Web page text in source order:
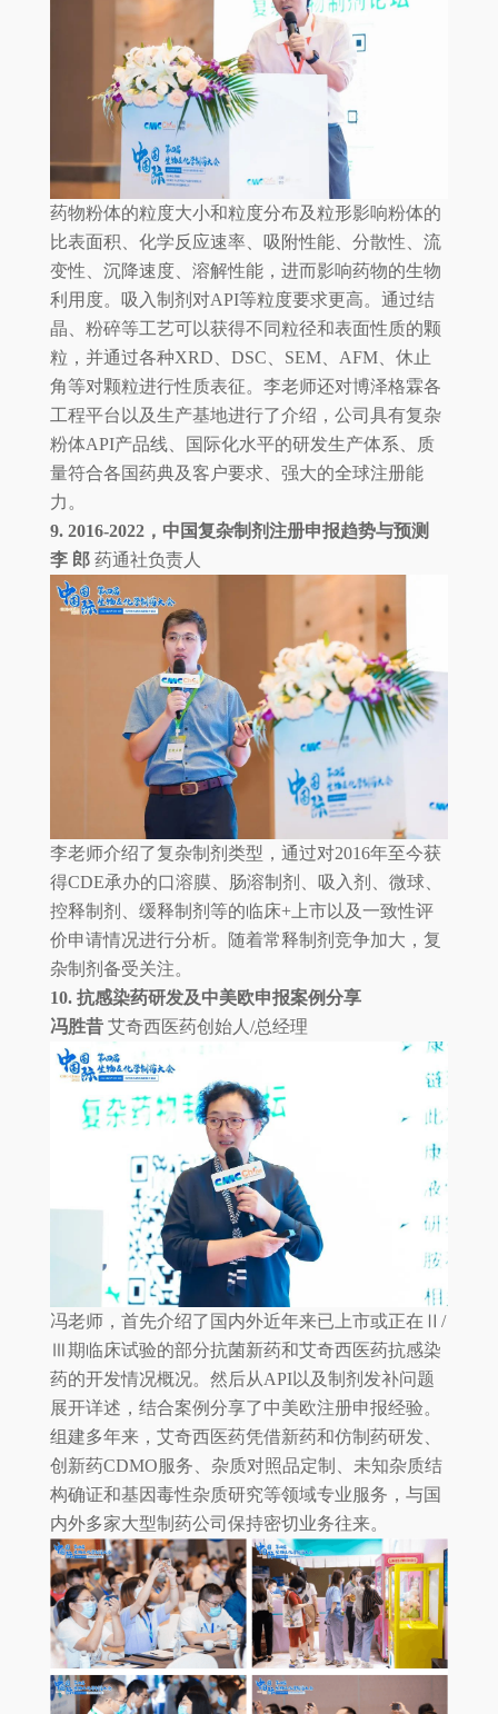
药物粉体的粒度大小和粒度分布及粒形影响粉体的
比表面积、化学反应速率、吸附性能、分散性、流
变性、沉降速度、溶解性能，进而影响药物的生物
利用度。吸入制剂对API等粒度要求更高。通过结
晶、粉碎等工艺可以获得不同粒径和表面性质的颗
粒，并通过各种XRD、DSC、SEM、AFM、休止
角等对颗粒进行性质表征。李老师还对博泽格霖各
工程平台以及生产基地进行了介绍，公司具有复杂
粉体API产品线、国际化水平的研发生产体系、质
量符合各国药典及客户要求、强大的全球注册能
力。
9. 2016-2022，中国复杂制剂注册申报趋势与预测
李 郎药通社负责人
李老师介绍了复杂制剂类型，通过对2016年至今获
得CDE承办的口溶膜、肠溶制剂、吸入剂、微球、
控释制剂、缓释制剂等的临床+上市以及一致性评
价申请情况进行分析。随着常释制剂竞争加大，复
杂制剂备受关注。
10. 抗感染药研发及中美欧申报案例分享
冯胜昔艾奇西医药创始人/总经理
冯老师，首先介绍了国内外近年来已上市或正在Ⅱ/
Ⅲ期临床试验的部分抗菌新药和艾奇西医药抗感染
药的开发情况概况。然后从API以及制剂发补问题
展开详述，结合案例分享了中美欧注册申报经验。
组建多年来，艾奇西医药凭借新药和仿制药研发、
创新药CDMO服务、杂质对照品定制、未知杂质结
构确证和基因毒性杂质研究等领域专业服务，与国
内外多家大型制药公司保持密切业务往来。